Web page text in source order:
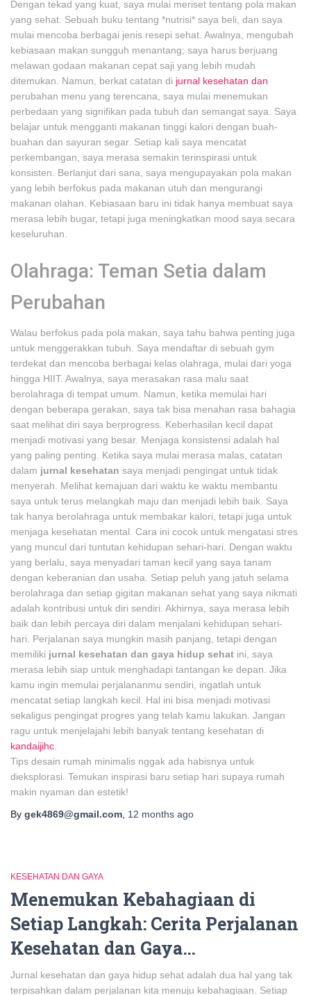
Dengan tekad yang kuat, saya mulai meriset tentang pola makan
yang sehat. Sebuah buku tentang *nutrisi* saya beli, dan saya
mulai mencoba berbagai jenis resepi sehat. Awalnya, mengubah
kebiasaan makan sungguh menantang; saya harus berjuang
melawan godaan makanan cepat saji yang lebih mudah
ditemukan. Namun, berkat catatan di jurnal kesehatan dan
perubahan menu yang terencana, saya mulai menemukan
perbedaan yang signifikan pada tubuh dan semangat saya. Saya
belajar untuk mengganti makanan tinggi kalori dengan buah-
buahan dan sayuran segar. Setiap kali saya mencatat
perkembangan, saya merasa semakin terinspirasi untuk
konsisten. Berlanjut dari sana, saya mengupayakan pola makan
yang lebih berfokus pada makanan utuh dan mengurangi
makanan olahan. Kebiasaan baru ini tidak hanya membuat saya
merasa lebih bugar, tetapi juga meningkatkan mood saya secara
keseluruhan.
Olahraga: Teman Setia dalam
Perubahan
Walau berfokus pada pola makan, saya tahu bahwa penting juga
untuk menggerakkan tubuh. Saya mendaftar di sebuah gym
terdekat dan mencoba berbagai kelas olahraga, mulai dari yoga
hingga HIIT. Awalnya, saya merasakan rasa malu saat
berolahraga di tempat umum. Namun, ketika memulai hari
dengan beberapa gerakan, saya tak bisa menahan rasa bahagia
saat melihat diri saya berprogress. Keberhasilan kecil dapat
menjadi motivasi yang besar. Menjaga konsistensi adalah hal
yang paling penting. Ketika saya mulai merasa malas, catatan
dalam jurnal kesehatan saya menjadi pengingat untuk tidak
menyerah. Melihat kemajuan dari waktu ke waktu membantu
saya untuk terus melangkah maju dan menjadi lebih baik. Saya
tak hanya berolahraga untuk membakar kalori, tetapi juga untuk
menjaga kesehatan mental. Cara ini cocok untuk mengatasi stres
yang muncul dari tuntutan kehidupan sehari-hari. Dengan waktu
yang berlalu, saya menyadari taman kecil yang saya tanam
dengan keberanian dan usaha. Setiap peluh yang jatuh selama
berolahraga dan setiap gigitan makanan sehat yang saya nikmati
adalah kontribusi untuk diri sendiri. Akhirnya, saya merasa lebih
baik dan lebih percaya diri dalam menjalani kehidupan sehari-
hari. Perjalanan saya mungkin masih panjang, tetapi dengan
memiliki jurnal kesehatan dan gaya hidup sehat ini, saya
merasa lebih siap untuk menghadapi tantangan ke depan. Jika
kamu ingin memulai perjalananmu sendiri, ingatlah untuk
mencatat setiap langkah kecil. Hal ini bisa menjadi motivasi
sekaligus pengingat progres yang telah kamu lakukan. Jangan
ragu untuk menjelajahi lebih banyak tentang kesehatan di
kandaijihc
Tips desain rumah minimalis nggak ada habisnya untuk
dieksplorasi. Temukan inspirasi baru setiap hari supaya rumah
makin nyaman dan estetik!
By gek4869@gmail.com 12 months ago
KESEHATAN DAN GAYA
Menemukan Kebahagiaan di
Setiap Langkah: Cerita Perjalanan
Kesehatan dan Gaya…
Jurnal kesehatan dan gaya hidup sehat adalah dua hal yang tak
terpisahkan dalam perjalanan kita menuju kebahagiaan. Setiap